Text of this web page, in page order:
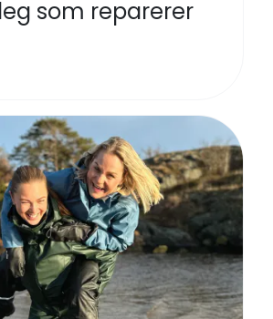
som reparerer